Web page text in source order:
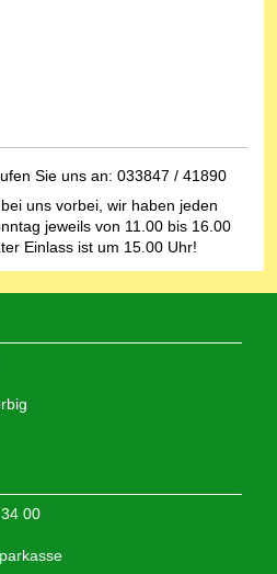
Sie uns an: 033847 / 41890
uns vorbei, wir haben jeden
jeweils von 11.00 bis 16.00
Einlass ist um 15.00 Uhr!
00